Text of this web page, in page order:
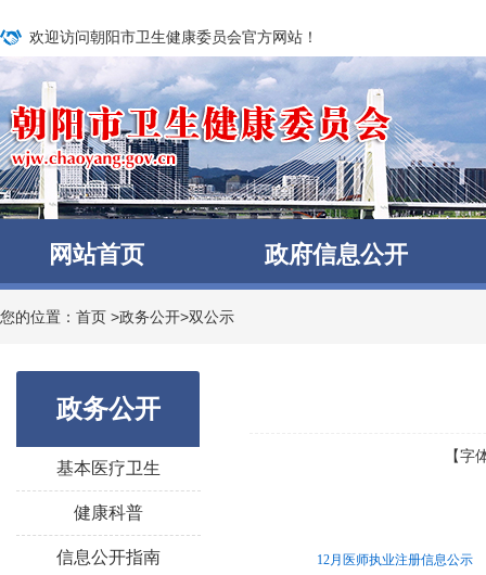
欢迎访问朝阳市卫生健康委员会官方网站！
网站首页 政府信息公开
您的位置： 首页 >政务公开>双公示
政务公开
基本医疗卫生
健康科普
信息公开指南
【字
12月医师执业注册信息公示